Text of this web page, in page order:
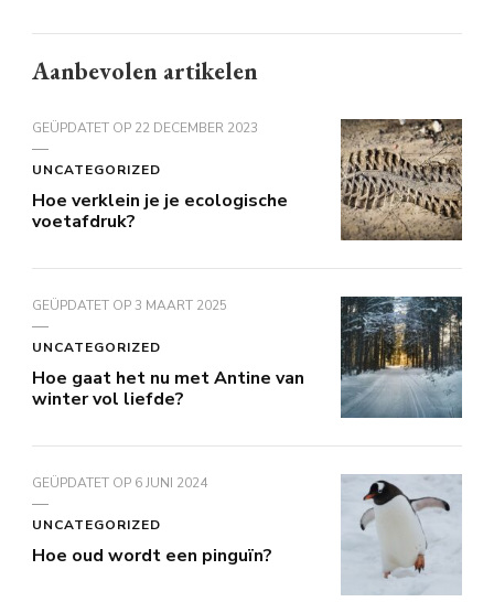
Aanbevolen artikelen
GEÜPDATET OP 22 DECEMBER 2023
UNCATEGORIZED
Hoe verklein je je ecologische
voetafdruk?
GEÜPDATET OP 3 MAART 2025
UNCATEGORIZED
Hoe gaat het nu met Antine van
winter vol liefde?
GEÜPDATET OP 6 JUNI 2024
UNCATEGORIZED
Hoe oud wordt een pinguïn?